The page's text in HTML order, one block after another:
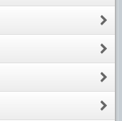
一治
」